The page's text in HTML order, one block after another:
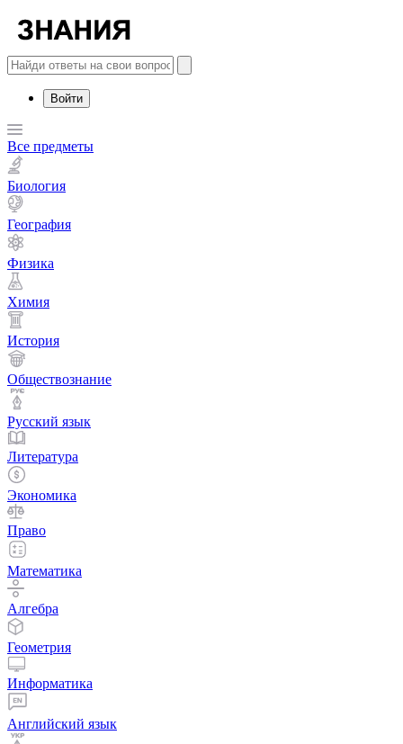
Войти
Все предметы
Биология
География
Физика
Химия
История
Обществознание
Русский язык
Литература
Экономика
Право
Математика
Алгебра
Геометрия
Информатика
Английский язык